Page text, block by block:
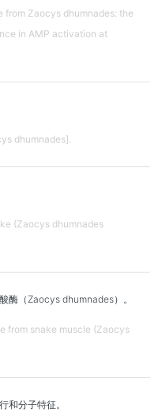
Zaocys dhumnades: the
in AMP activation at
dhumnades].
(Zaocys dhumnades
酶（Zaocys dhumnades）。
from snake muscle (Zaocys
和分子特征。